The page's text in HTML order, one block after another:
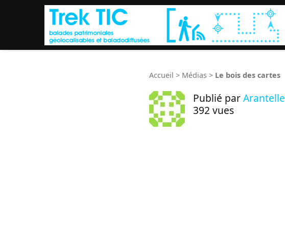
Accueil > Médias > Le bois des cartes
Publié parArantelle
392 vues